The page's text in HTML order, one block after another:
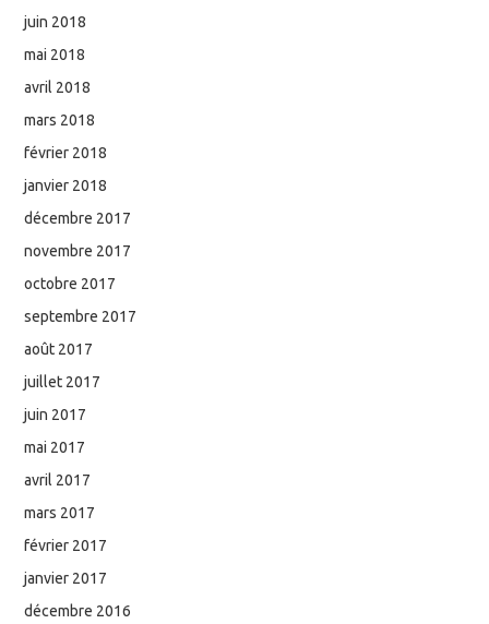
juin 2018
mai 2018
avril 2018
mars 2018
février 2018
janvier 2018
décembre 2017
novembre 2017
octobre 2017
septembre 2017
août 2017
juillet 2017
juin 2017
mai 2017
avril 2017
mars 2017
février 2017
janvier 2017
décembre 2016